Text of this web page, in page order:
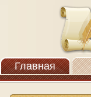
Главная